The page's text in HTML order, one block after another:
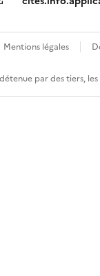
Mentions légales
par des tiers,